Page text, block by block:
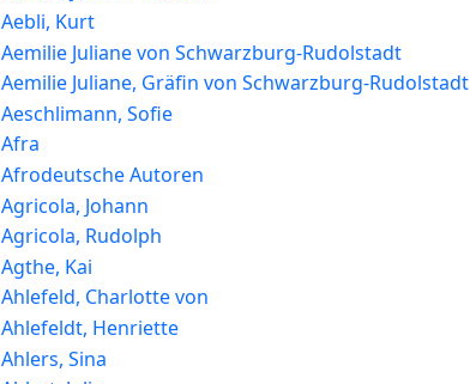
Aebli, Kurt
Aemilie Juliane von Schwarzburg-Rudolstadt
Aemilie Juliane, Gräfin von Schwarzburg-Rudolstadt
Aeschlimann, Sofie
Afra
Afrodeutsche Autoren
Agricola, Johann
Agricola, Rudolph
Agthe, Kai
Ahlefeld, Charlotte von
Ahlefeldt, Henriette
Ahlers, Sina